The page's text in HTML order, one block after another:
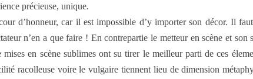
précieuse, unique.
d’honneur, car il est impossible d’y importer son décor. Il
n’en a que faire ! En contrepartie le metteur en scène et
en scène sublimes ont su tirer le meilleur parti de ces
racolleuse voire le vulgaire tiennent lieu de dimension